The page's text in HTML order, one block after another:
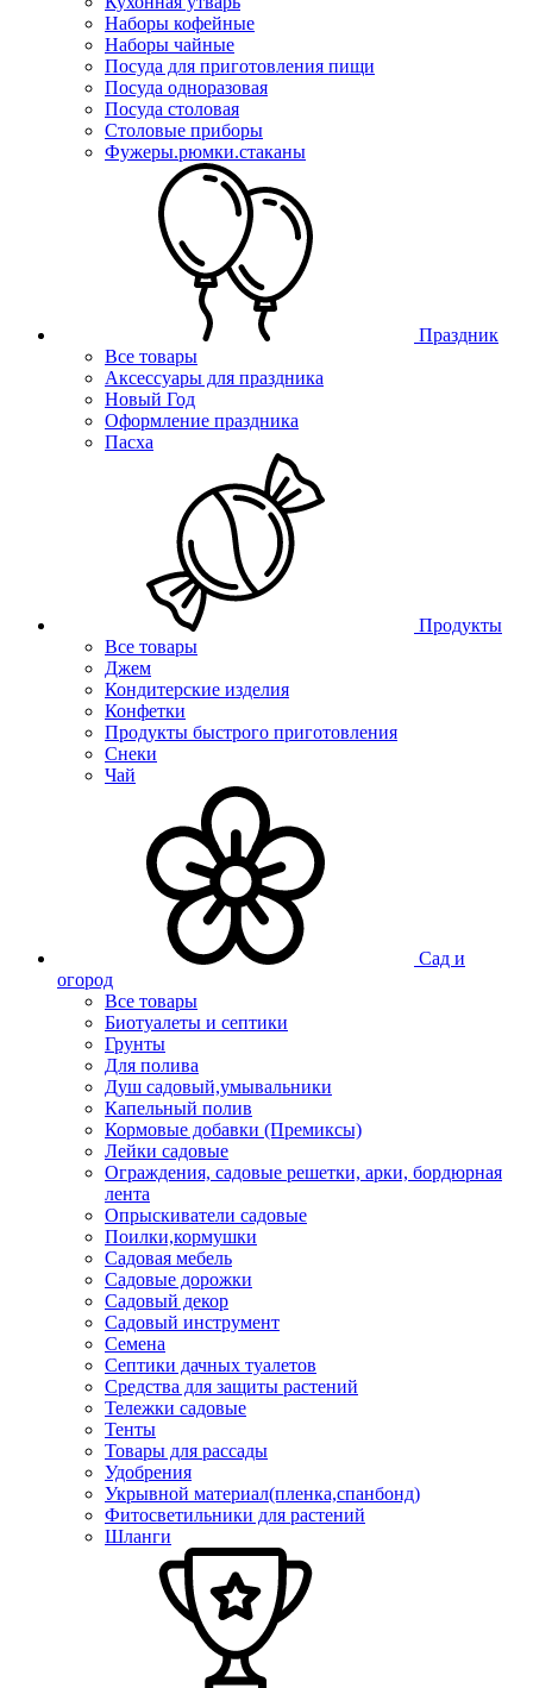
Наборы кофейные
Наборы чайные
Посуда для приготовления пищи
Посуда одноразовая
Посуда столовая
Столовые приборы
Фужеры.рюмки.стаканы
Праздник
Все товары
Аксессуары для праздника
Новый Год
Оформление праздника
Пасха
Продукты
Все товары
Джем
Кондитерские изделия
Конфетки
Продукты быстрого приготовления
Снеки
Чай
Сад и
огород
Все товары
Биотуалеты и септики
Грунты
Для полива
Душ садовый,умывальники
Капельный полив
Кормовые добавки (Премиксы)
Лейки садовые
Ограждения, садовые решетки, арки, бордюрная
лента
Опрыскиватели садовые
Поилки,кормушки
Садовая мебель
Садовые дорожки
Садовый декор
Садовый инструмент
Семена
Септики дачных туалетов
Средства для защиты растений
Тележки садовые
Тенты
Товары для рассады
Удобрения
Укрывной материал(пленка,спанбонд)
Фитосветильники для растений
Шланги